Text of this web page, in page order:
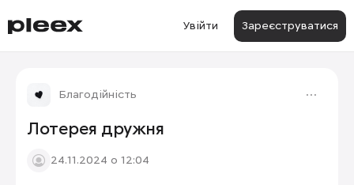
Увійти Зареєструватися
Благодійність
Лотерея дружня
24.11.2024 о 12:04